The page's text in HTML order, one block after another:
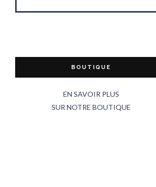
BOUTIQUE
EN SAVOIR PLUS
SUR NOTRE BOUTIQUE